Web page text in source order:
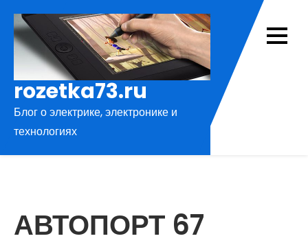
содержимому
rozetka73.ru
Блог о электрике, электронике и
технологиях
АВТОПОРТ 67